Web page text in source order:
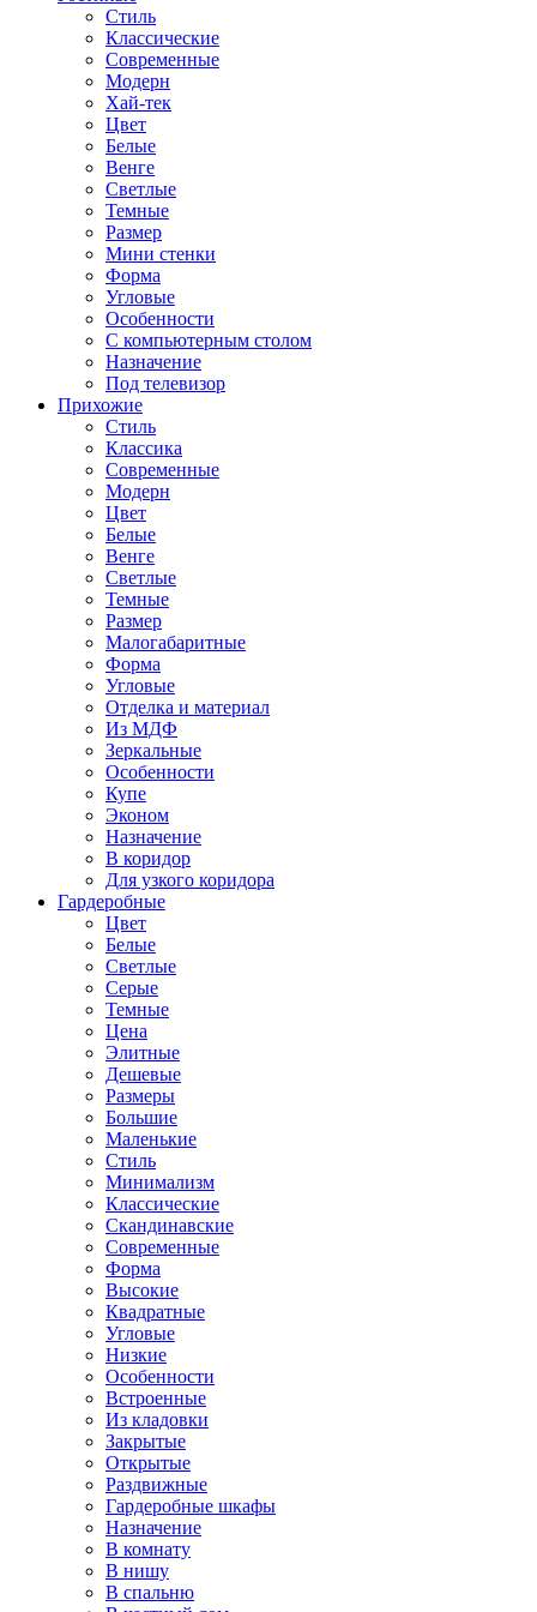
Стиль
Классические
Современные
Модерн
Хай-тек
Цвет
Белые
Венге
Светлые
Темные
Размер
Мини стенки
Форма
Угловые
Особенности
С компьютерным столом
Назначение
Под телевизор
Прихожие
Стиль
Классика
Современные
Модерн
Цвет
Белые
Венге
Светлые
Темные
Размер
Малогабаритные
Форма
Угловые
Отделка и материал
Из МДФ
Зеркальные
Особенности
Купе
Эконом
Назначение
В коридор
Для узкого коридора
Гардеробные
Цвет
Белые
Светлые
Серые
Темные
Цена
Элитные
Дешевые
Размеры
Большие
Маленькие
Стиль
Минимализм
Классические
Скандинавские
Современные
Форма
Высокие
Квадратные
Угловые
Низкие
Особенности
Встроенные
Из кладовки
Закрытые
Открытые
Раздвижные
Гардеробные шкафы
Назначение
В комнату
В нишу
В спальню